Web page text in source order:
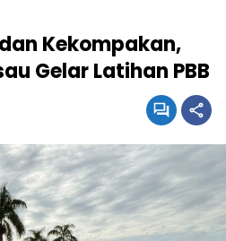
Kekompakan,
Gelar Latihan PBB